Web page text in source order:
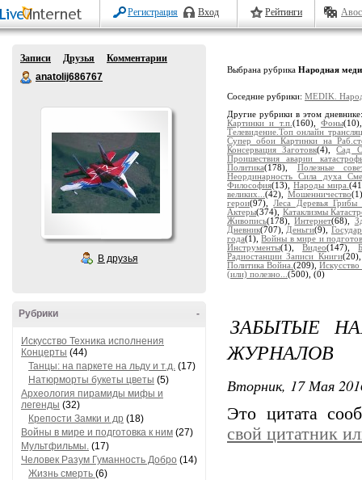
Регистрация Вход Рейтинги
Записи Друзья
Комментарии
anatolij686767
В друзья
-
Рубрики
Искусство Техника исполнения
Концерты (44)
Танцы: на паркете на льду и т.д. (17)
Натюрморты букеты цветы (5)
Археология пирамиды мифы и
легенды (32)
Крепости Замки и др (18)
Войны в мире и подготовка к ним (27)
Мультфильмы. (17)
Человек Разум Гуманность Добро (14)
Жизнь смерть (6)
Выбрана рубрика Народная
Соседние рубрики: MEDIK.
Другие рубрики в этом
Картинки и т.п. (160), Фоны
Телевидение.Топ онлайн
Супер обои Картинки на
Консервация Заготовк(4),Сад
Проишествия аварии
Политика(178), Полезные
Неординарность Сила духа
Философия(13),Народы мира.
великих... (42), Мошенничество
герои(97), Леса Деревья Грибы
Актеры(374), Катаклизмы
Живопись(178),Интернет(68),
Дневник(707), Деньги(9),
года(1),Войны в мире и
Инструменты(1),Видео(147),
Радиостанции Записи Книги
Политика Война.(209),
(или) полезно... (500), (0)
ЗАБЫТЫЕ
ЖУРНАЛОВ
Вторник, 17 Мая
Это цитата
свой цитатник